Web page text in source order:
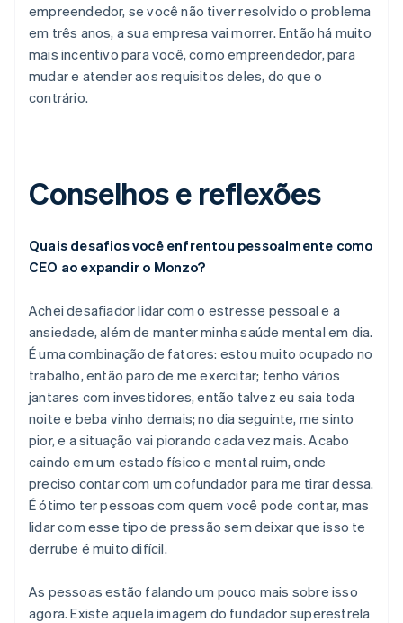
empreendedor, se você não tiver resolvido o problema
em três anos, a sua empresa vai morrer. Então há muito
mais incentivo para você, como empreendedor, para
mudar e atender aos requisitos deles, do que o
contrário.
Conselhos e reflexões
Quais desafios você enfrentou pessoalmente como
CEO ao expandir o Monzo?
Achei desafiador lidar com o estresse pessoal e a
ansiedade, além de manter minha saúde mental em dia.
É uma combinação de fatores: estou muito ocupado no
trabalho, então paro de me exercitar; tenho vários
jantares com investidores, então talvez eu saia toda
noite e beba vinho demais; no dia seguinte, me sinto
pior, e a situação vai piorando cada vez mais. Acabo
caindo em um estado físico e mental ruim, onde
preciso contar com um cofundador para me tirar dessa.
É ótimo ter pessoas com quem você pode contar, mas
lidar com esse tipo de pressão sem deixar que isso te
derrube é muito difícil.
As pessoas estão falando um pouco mais sobre isso
agora. Existe aquela imagem do fundador superestrela